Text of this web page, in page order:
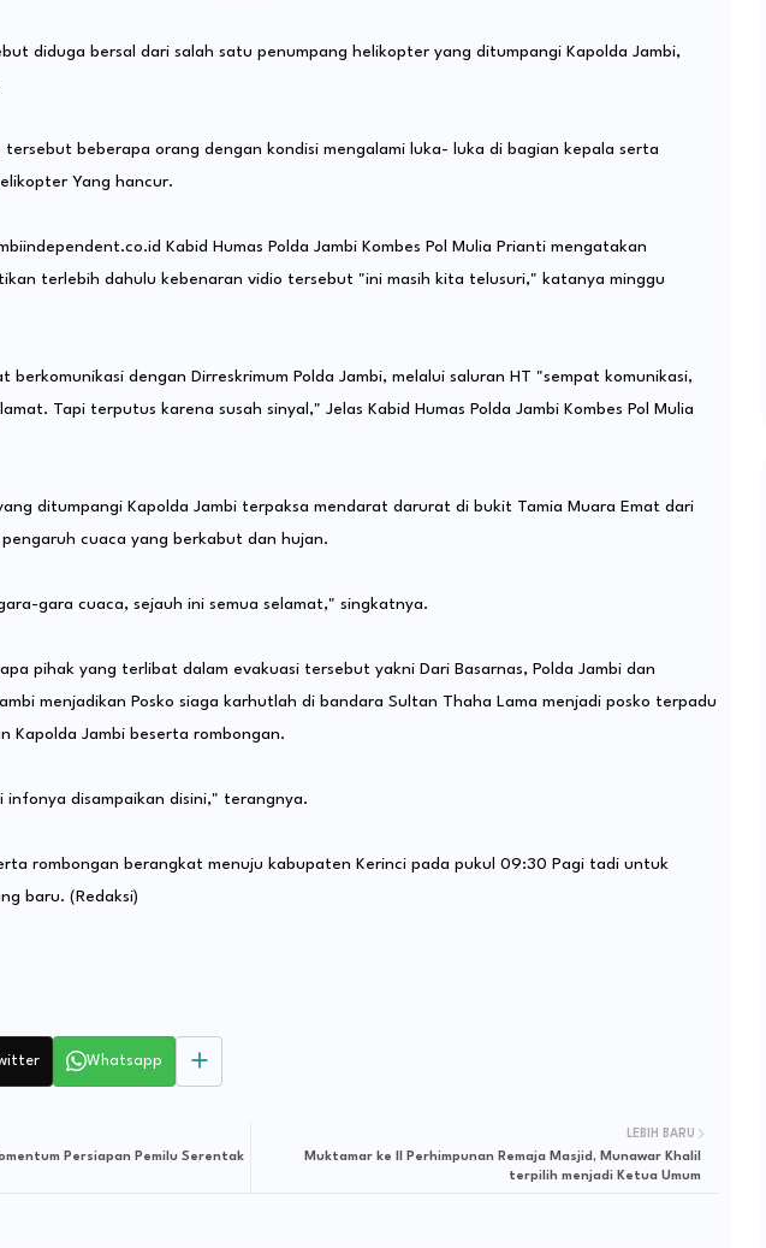
diduga bersal dari salah satu penumpang helikopter yang ditumpangi Kapolda Jambi,
tersebut beberapa orang dengan kondisi mengalami luka- luka di bagian kepala serta
Yang hancur.
Kabid Humas Polda Jambi Kombes Pol Mulia Prianti mengatakan
terlebih dahulu kebenaran vidio tersebut "ini masih kita telusuri," katanya minggu
berkomunikasi dengan Dirreskrimum Polda Jambi, melalui saluran HT "sempat komunikasi,
Tapi terputus karena susah sinyal," Jelas Kabid Humas Polda Jambi Kombes Pol Mulia
ditumpangi Kapolda Jambi terpaksa mendarat darurat di bukit Tamia Muara Emat dari
cuaca yang berkabut dan hujan.
gara cuaca, sejauh ini semua selamat," singkatnya.
pihak yang terlibat dalam evakuasi tersebut yakni Dari Basarnas, Polda Jambi dan
menjadikan Posko siaga karhutlah di bandara Sultan Thaha Lama menjadi posko terpadu
Kapolda Jambi beserta rombongan.
disampaikan disini," terangnya.
rombongan berangkat menuju kabupaten Kerinci pada pukul 09:30 Pagi tadi untuk
baru. (Redaksi)
Whatsapp
LEBIH BARU
Muktamar ke II Perhimpunan Remaja Masjid, Munawar Khalil
terpilih menjadi Ketua Umum
Persiapan Pemilu Serentak